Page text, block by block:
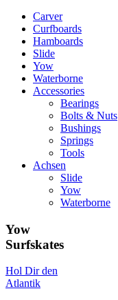
Carver
Curfboards
Hamboards
Slide
Yow
Waterborne
Accessories
Bearings
Bolts & Nuts
Bushings
Springs
Tools
Achsen
Slide
Yow
Waterborne
Yow
Surfskates
Hol Dir den
Atlantik